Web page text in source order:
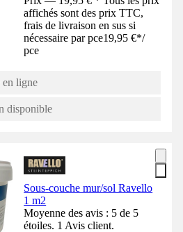
affichés sont des prix TTC,
frais de livraison en sus si
nécessaire par pce19,95 €*/
pce
ligne
disponible
Sous-couche mur/sol Ravello
1 m2
Moyenne des avis : 5 de 5
étoiles. 1 Avis client.